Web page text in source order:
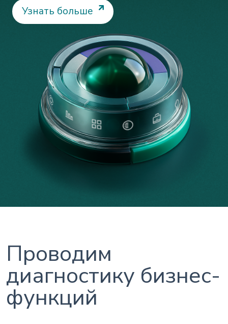
Узнать больше
Проводим
диагностику бизнес-
функций